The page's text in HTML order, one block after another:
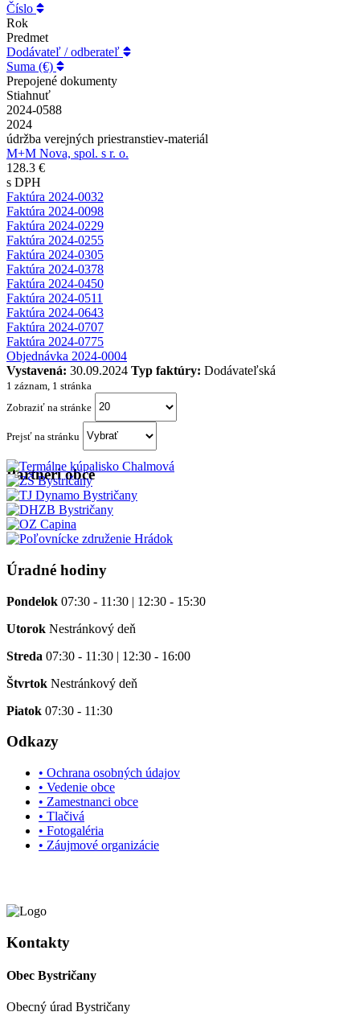
Číslo
Rok
Predmet
Dodávateľ / odberateľ
Suma (€)
Prepojené dokumenty
Stiahnuť
2024-0588
2024
údržba verejných priestranstiev-materiál
M+M Nova, spol. s r. o.
128.3 €
s DPH
Faktúra 2024-0032
Faktúra 2024-0098
Faktúra 2024-0229
Faktúra 2024-0255
Faktúra 2024-0305
Faktúra 2024-0378
Faktúra 2024-0450
Faktúra 2024-0511
Faktúra 2024-0643
Faktúra 2024-0707
Faktúra 2024-0775
Objednávka 2024-0004
Vystavená: 30.09.2024 Typ faktúry: Dodávateľská
1 záznam, 1 stránka
Zobraziť na stránke
Prejsť na stránku
Partneri obce
Úradné hodiny
Pondelok 07:30 - 11:30 | 12:30 - 15:30
Utorok Nestránkový deň
Streda 07:30 - 11:30 | 12:30 - 16:00
Štvrtok Nestránkový deň
Piatok 07:30 - 11:30
Odkazy
• Ochrana osobných údajov
• Vedenie obce
• Zamestnanci obce
• Tlačivá
• Fotogaléria
• Záujmové organizácie
Kontakty
Obec Bystričany
Obecný úrad Bystričany